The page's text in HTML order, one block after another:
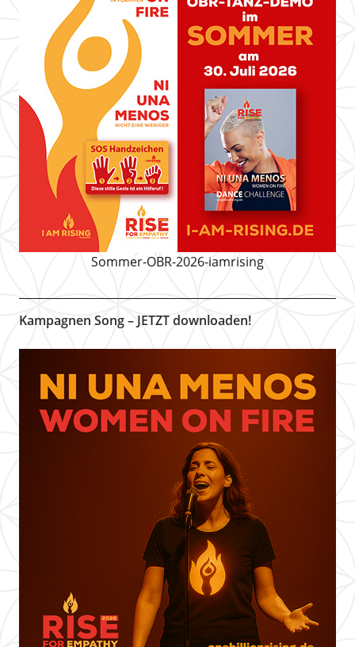
Sommer-OBR-2026-iamrising
Kampagnen Song – JETZT downloaden!